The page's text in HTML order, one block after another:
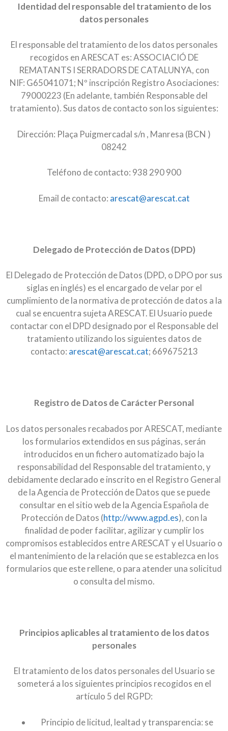
Identidad del responsable del tratamiento de los
datos personales
El responsable del tratamiento de los datos personales
recogidos en ARESCAT es: ASSOCIACIÓ DE
REMATANTS I SERRADORS DE CATALUNYA, con
NIF: G65041071; Nº inscripción Registro Asociaciones:
79000223 (En adelante, también Responsable del
tratamiento). Sus datos de contacto son los siguientes:
Dirección: Plaça Puigmercadal s/n , Manresa (BCN )
08242
Teléfono de contacto: 938 290 900
Email de contacto: arescat@arescat.cat
Delegado de Protección de Datos (DPD)
El Delegado de Protección de Datos (DPD, o DPO por sus
siglas en inglés) es el encargado de velar por el
cumplimiento de la normativa de protección de datos a la
cual se encuentra sujeta ARESCAT. El Usuario puede
contactar con el DPD designado por el Responsable del
tratamiento utilizando los siguientes datos de
contacto: arescat@arescat.cat; 669675213
Registro de Datos de Carácter Personal
Los datos personales recabados por ARESCAT, mediante
los formularios extendidos en sus páginas, serán
introducidos en un fichero automatizado bajo la
responsabilidad del Responsable del tratamiento, y
debidamente declarado e inscrito en el Registro General
de la Agencia de Protección de Datos que se puede
consultar en el sitio web de la Agencia Española de
Protección de Datos (http://www.agpd.es), con la
finalidad de poder facilitar, agilizar y cumplir los
compromisos establecidos entre ARESCAT y el Usuario o
el mantenimiento de la relación que se establezca en los
formularios que este rellene, o para atender una solicitud
o consulta del mismo.
Principios aplicables al tratamiento de los datos
personales
El tratamiento de los datos personales del Usuario se
someterá a los siguientes principios recogidos en el
artículo 5 del RGPD:
Principio de licitud, lealtad y transparencia: se